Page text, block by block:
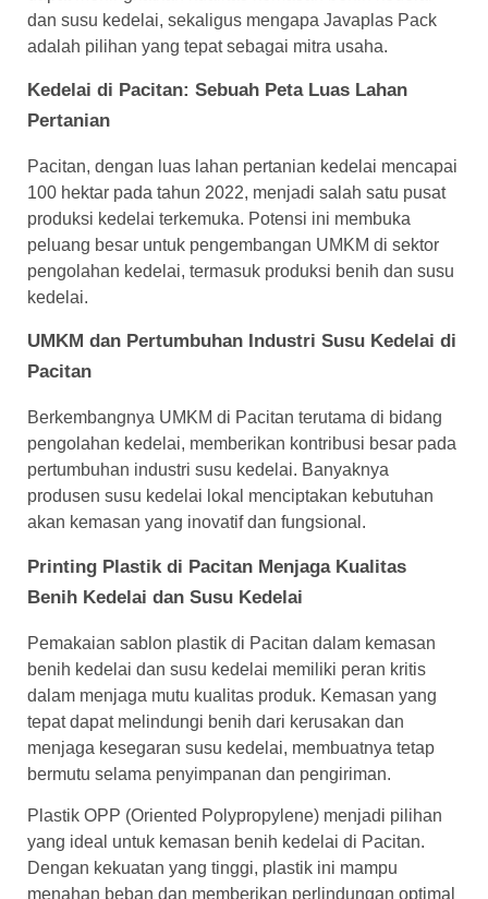
dan susu kedelai, sekaligus mengapa Javaplas Pack
adalah pilihan yang tepat sebagai mitra usaha.
Kedelai di Pacitan: Sebuah Peta Luas Lahan
Pertanian
Pacitan, dengan luas lahan pertanian kedelai mencapai
100 hektar pada tahun 2022, menjadi salah satu pusat
produksi kedelai terkemuka. Potensi ini membuka
peluang besar untuk pengembangan UMKM di sektor
pengolahan kedelai, termasuk produksi benih dan susu
kedelai.
UMKM dan Pertumbuhan Industri Susu Kedelai di
Pacitan
Berkembangnya UMKM di Pacitan terutama di bidang
pengolahan kedelai, memberikan kontribusi besar pada
pertumbuhan industri susu kedelai. Banyaknya
produsen susu kedelai lokal menciptakan kebutuhan
akan kemasan yang inovatif dan fungsional.
Printing Plastik di Pacitan Menjaga Kualitas
Benih Kedelai dan Susu Kedelai
Pemakaian sablon plastik di Pacitan dalam kemasan
benih kedelai dan susu kedelai memiliki peran kritis
dalam menjaga mutu kualitas produk. Kemasan yang
tepat dapat melindungi benih dari kerusakan dan
menjaga kesegaran susu kedelai, membuatnya tetap
bermutu selama penyimpanan dan pengiriman.
Plastik OPP (Oriented Polypropylene) menjadi pilihan
yang ideal untuk kemasan benih kedelai di Pacitan.
Dengan kekuatan yang tinggi, plastik ini mampu
menahan beban dan memberikan perlindungan optimal